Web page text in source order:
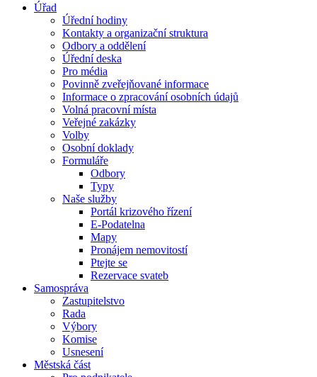
Úřad
Úřední hodiny
Kontakty a organizační struktura
Odbory a oddělení
Úřední deska
Pro média
Povinně zveřejňované informace
Informace o zpracování osobních údajů
Volná pracovní místa
Veřejné zakázky
Volby
Osobní doklady
Formuláře
Odbory
Typy
Naše služby
Portál krizového řízení
E-Podatelna
Mapy
Pronájem nemovitostí
Ptejte se
Rezervace svateb
Samospráva
Zastupitelstvo
Rada
Výbory
Komise
Usnesení
Městská část